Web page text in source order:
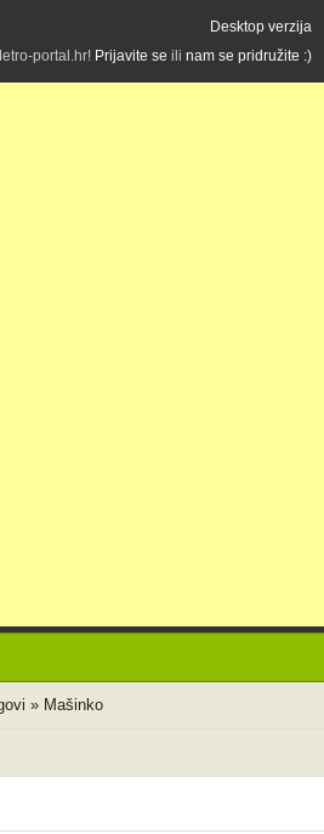
Desktop verzija
portal.hr! Prijavite se ili nam se pridružite :)
» Mašinko